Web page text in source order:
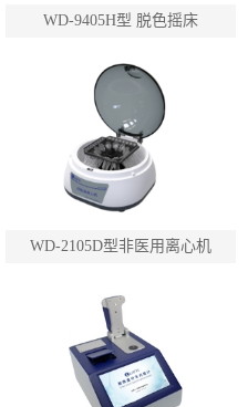
WD-9405H型 脱色摇床
WD-2105D型非医用离心机